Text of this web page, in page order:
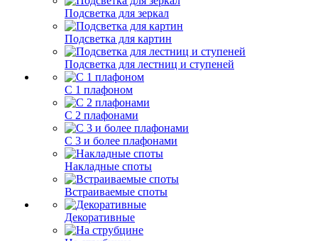
Подсветка для зеркал
Подсветка для картин
Подсветка для лестниц и ступеней
С 1 плафоном
С 2 плафонами
С 3 и более плафонами
Накладные споты
Встраиваемые споты
Декоративные